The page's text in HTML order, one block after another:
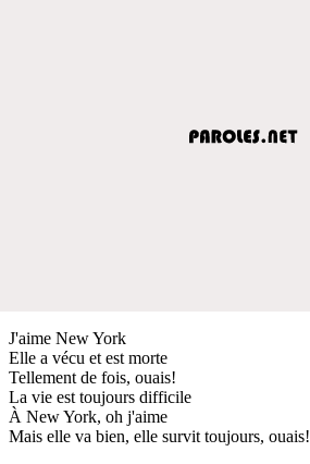
J'aime New York
Elle a vécu et est morte
Tellement de fois, ouais!
La vie est toujours difficile
À New York, oh j'aime
Mais elle va bien, elle survit toujours, ouais!